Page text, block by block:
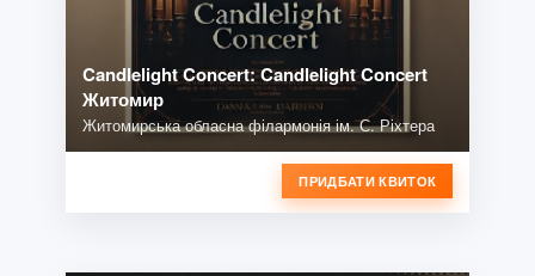
Candlelight Concert: Candlelight Concert
Житомир
Житомирська обласна філармонія ім. С. Ріхтера
ПРИДБАТИ КВИТОК